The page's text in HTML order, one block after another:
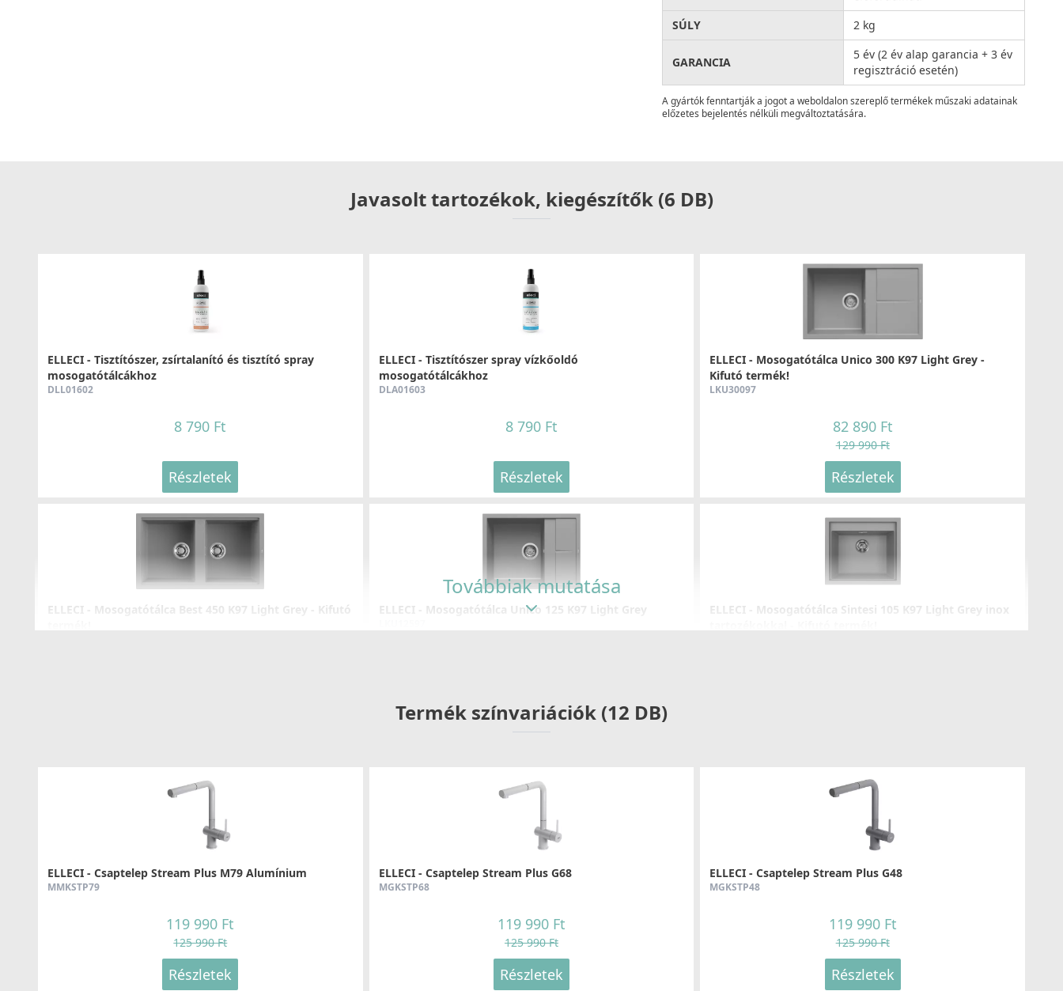
SÚLY
2 kg
GARANCIA
5 év (2 év alap garancia + 3 év
regisztráció esetén)
A gyártók fenntartják a jogot a weboldalon szereplő termékek műszaki adatainak
előzetes bejelentés nélküli megváltoztatására.
Javasolt tartozékok, kiegészítők (6 DB)
ELLECI - Tisztítószer, zsírtalanító és tisztító spray
mosogatótálcákhoz
DLL01602
8 790 Ft
Részletek
ELLECI - Tisztítószer spray vízkőoldó
mosogatótálcákhoz
DLA01603
8 790 Ft
Részletek
ELLECI - Mosogatótálca Unico 300 K97 Light Grey -
Kifutó termék!
LKU30097
82 890 Ft
129 990 Ft
Részletek
ELLECI - Mosogatótálca Best 450 K97 Light Grey - Kifutó
ELLECI - Mosogatótálca Unico 125 K97 Light Grey
ELLECI - Mosogatótálca Sintesi 105 K97 Light Grey inox
Továbbiak mutatása
Termék színvariációk (12 DB)
ELLECI - Csaptelep Stream Plus M79 Alumínium
MMKSTP79
119 990 Ft
125 990 Ft
Részletek
ELLECI - Csaptelep Stream Plus G68
MGKSTP68
119 990 Ft
125 990 Ft
Részletek
ELLECI - Csaptelep Stream Plus G48
MGKSTP48
119 990 Ft
125 990 Ft
Részletek